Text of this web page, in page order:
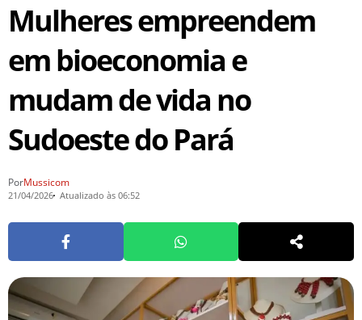
Mulheres empreendem
em bioeconomia e
mudam de vida no
Sudoeste do Pará
PorMussicom
21/04/2026 Atualizado às 06:52